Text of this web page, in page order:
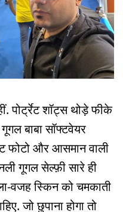
पोर्ट्रेट शॉट्स थोड़े फीके
बाबा सॉफ्टवेयर
फोटो और आसमान वाली
गूगल सेल्फ़ी सारे ही
वजह स्किन को चमकाती
जो छुपाना होगा तो